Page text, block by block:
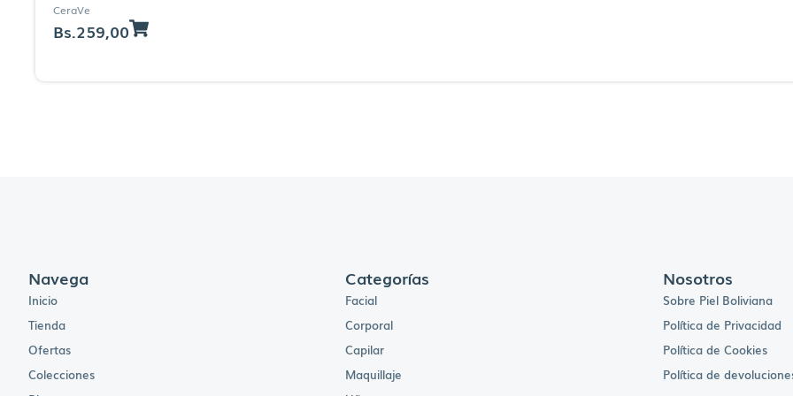
CeraVe
Bs.259,00
Navega
Inicio
Tienda
Ofertas
Colecciones
Categorías
Facial
Corporal
Capilar
Maquillaje
Nosotros
Sobre Piel Boliviana
Política de Privacidad
Política de Cookies
Política de